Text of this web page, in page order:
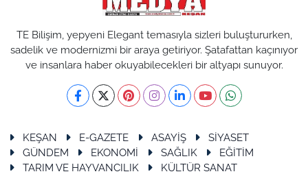
TE Bilişim, yepyeni Elegant temasıyla sizleri buluştururken,
sadelik ve modernizmi bir araya getiriyor. Şatafattan kaçınıyor
ve insanlara haber okuyabilecekleri bir altyapı sunuyor.
KEŞAN E-GAZETE ASAYİŞ
SİYASET
GÜNDEM
EKONOMİ SAĞLIK
EĞİTİM
TARIM VE HAYVANCILIK
KÜLTÜR SANAT